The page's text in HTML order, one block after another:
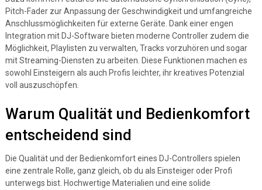
Pitch-Fader zur Anpassung der Geschwindigkeit und umfangreiche
Anschlussmöglichkeiten für externe Geräte. Dank einer engen
Integration mit DJ-Software bieten moderne Controller zudem die
Möglichkeit, Playlisten zu verwalten, Tracks vorzuhören und sogar
mit Streaming-Diensten zu arbeiten. Diese Funktionen machen es
sowohl Einsteigern als auch Profis leichter, ihr kreatives Potenzial
voll auszuschöpfen.
Warum Qualität und Bedienkomfort
entscheidend sind
Die Qualität und der Bedienkomfort eines DJ-Controllers spielen
eine zentrale Rolle, ganz gleich, ob du als Einsteiger oder Profi
unterwegs bist. Hochwertige Materialien und eine solide